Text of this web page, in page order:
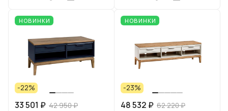
НОВИНКИ
-22%
33 501 ₽ 42 950 ₽
НОВИНКИ
-23%
48 532 ₽ 62 220 ₽